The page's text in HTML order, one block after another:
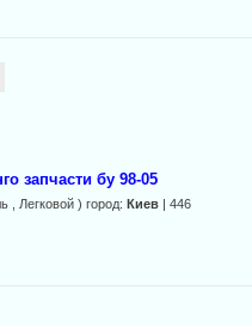
запчасти бу 98-05
, Легковой ) город: Киев| 446